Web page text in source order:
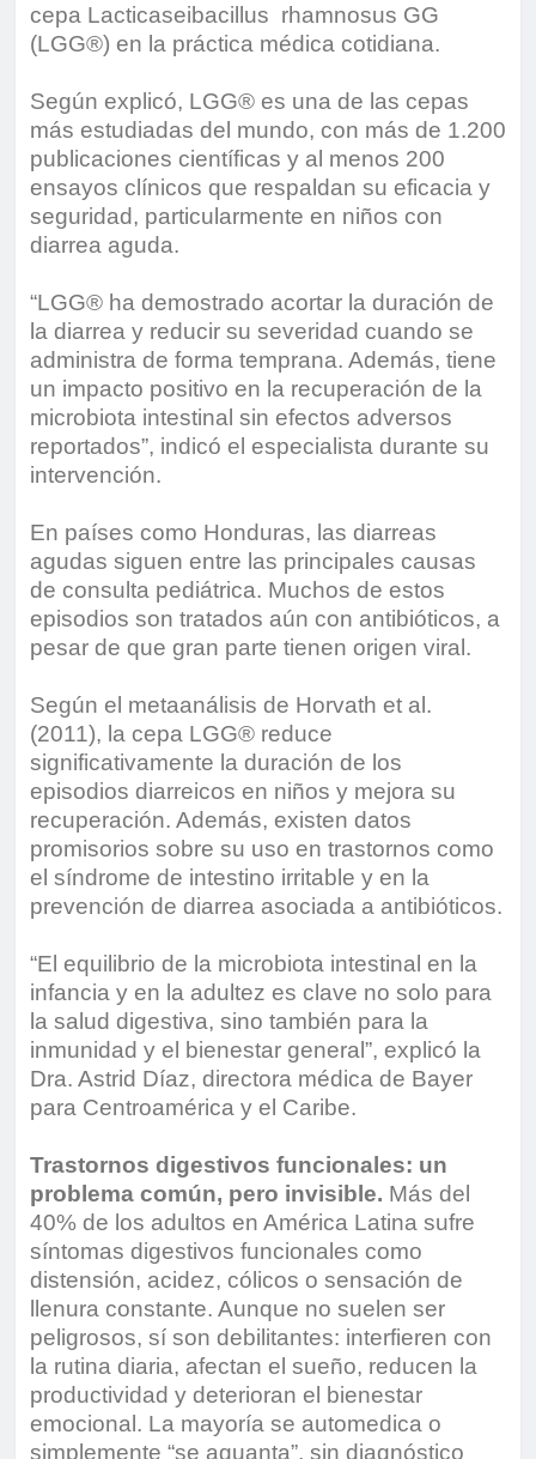
cepa Lacticaseibacillus rhamnosus GG
(LGG®) en la práctica médica cotidiana.
Según explicó, LGG® es una de las cepas
más estudiadas del mundo, con más de 1.200
publicaciones científicas y al menos 200
ensayos clínicos que respaldan su eficacia y
seguridad, particularmente en niños con
diarrea aguda.
“LGG® ha demostrado acortar la duración de
la diarrea y reducir su severidad cuando se
administra de forma temprana. Además, tiene
un impacto positivo en la recuperación de la
microbiota intestinal sin efectos adversos
reportados”, indicó el especialista durante su
intervención.
En países como Honduras, las diarreas
agudas siguen entre las principales causas
de consulta pediátrica. Muchos de estos
episodios son tratados aún con antibióticos, a
pesar de que gran parte tienen origen viral.
Según el metaanálisis de Horvath et al.
(2011), la cepa LGG® reduce
significativamente la duración de los
episodios diarreicos en niños y mejora su
recuperación. Además, existen datos
promisorios sobre su uso en trastornos como
el síndrome de intestino irritable y en la
prevención de diarrea asociada a antibióticos.
“El equilibrio de la microbiota intestinal en la
infancia y en la adultez es clave no solo para
la salud digestiva, sino también para la
inmunidad y el bienestar general”, explicó la
Dra. Astrid Díaz, directora médica de Bayer
para Centroamérica y el Caribe.
Trastornos digestivos funcionales: un
problema común, pero invisible. Más del
40% de los adultos en América Latina sufre
síntomas digestivos funcionales como
distensión, acidez, cólicos o sensación de
llenura constante. Aunque no suelen ser
peligrosos, sí son debilitantes: interfieren con
la rutina diaria, afectan el sueño, reducen la
productividad y deterioran el bienestar
emocional. La mayoría se automedica o
simplemente “se aguanta”, sin diagnóstico